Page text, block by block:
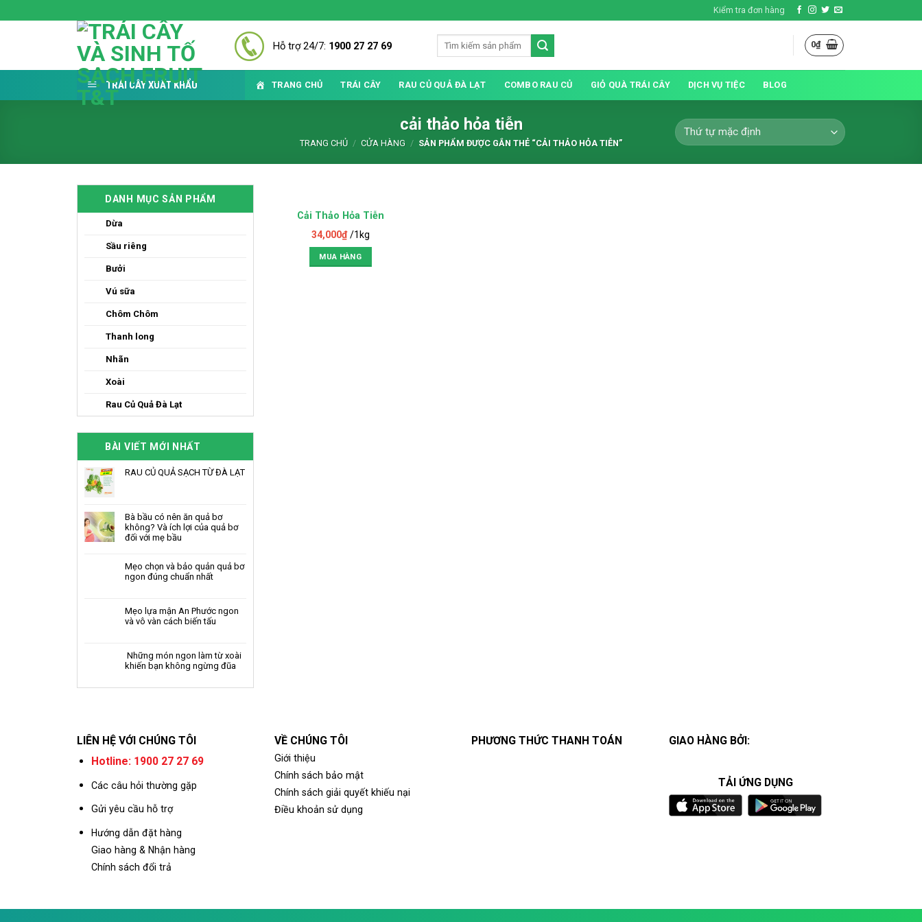
to
Kiểm tra đơn hàng
Hỗ trợ 24/7: 1900 27 27 69 0₫
TRÁI CÂY XUẤT KHẨU TRANG CHỦ TRÁI CÂY RAU CỦ QUẢ ĐÀ LẠT COMBO RAU CỦ GIỎ QUÀ TRÁI CÂY DỊCH VỤ TIỆC BLOG
cải thảo hỏa tiễn
TRANG CHỦ / CỬA HÀNG / SẢN PHẨM ĐƯỢC GẮN THẺ “CẢI THẢO HỎA TIỄN”
DANH MỤC SẢN PHẨM
Dừa
Sầu riêng
Bưởi
Vú sữa
Chôm Chôm
Thanh long
Nhãn
Xoài
Rau Củ Quả Đà Lạt
BÀI VIẾT MỚI NHẤT
RAU CỦ QUẢ SẠCH TỪ ĐÀ LẠT
Bà bầu có nên ăn quả bơ
không? Và ích lợi của quả bơ
đối với mẹ bầu
Mẹo chọn và bảo quản quả bơ
ngon đúng chuẩn nhất
Mẹo lựa mận An Phước ngon
và vô vàn cách biến tấu
Những món ngon làm từ xoài
khiến bạn không ngừng đũa
Cải Thảo Hỏa Tiễn
34,000₫/1kg
MUA HÀNG
LIÊN HỆ VỚI CHÚNG TÔI
Hotline: 1900 27 27 69
Các câu hỏi thường gặp
Gửi yêu cầu hỗ trợ
Hướng dẫn đặt hàng
Giao hàng & Nhận hàng
Chính sách đổi trả
VỀ CHÚNG TÔI
Giới thiệu
Chính sách bảo mật
Chính sách giải quyết khiếu nại
Điều khoản sử dụng
PHƯƠNG THỨC THANH TOÁN GIAO HÀNG BỞI:
TẢI ỨNG DỤNG